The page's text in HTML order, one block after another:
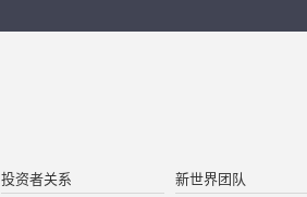
投资者关系
新世界团队